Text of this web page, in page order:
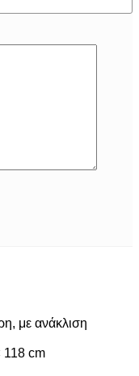
με ανάκλιση
118 cm